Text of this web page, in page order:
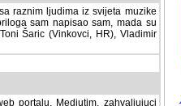
raznim ljudima iz svijeta muzike
sam napisao sam, mada su
Šaric (Vinkovci, HR), Vladimir
Medjutim, zahvaljujuci veliki